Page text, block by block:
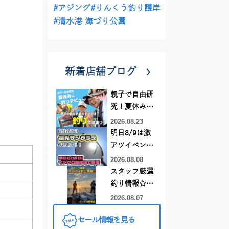
#アジング#りんくう釣り護岸
#清水港 海づり公園
新着店舗ブログ
親子で自由研
究！夏休みに
釣りデビュー
2026.08.23
明日8/9は激
アツイベント
日！！！～オ
ーダー偏光グ
ラス受注会～
2026.08.08
スタッフ厳選
釣り情報☆彡
連休は何釣り
♪【イシグロ
2026.08.07
セール情報を見る